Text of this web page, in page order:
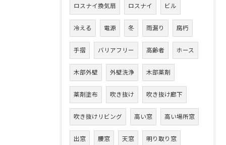
ロスナイ換気扇 ロスナイ ビル
冷える 電源 冬 雨漏り 腐朽
手摺 バリアフリー 高齢者 ホース
木部外壁 外壁洗浄 木部薬剤
薬剤塗布 吹き抜け 吹き抜け廊下
吹き抜けリビング 高い窓 高い場所窓
出窓 腰窓 天窓 明り取り窓